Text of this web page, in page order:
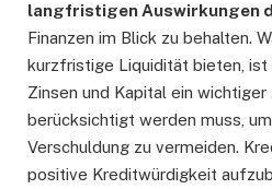
langfristigen Auswirkungen
Finanzen im Blick zu behalten.
kurzfristige Liquidität bieten, ist
Zinsen und Kapital ein
berücksichtigt werden muss,
Verschuldung zu vermeiden.
positive Kreditwürdigkeit